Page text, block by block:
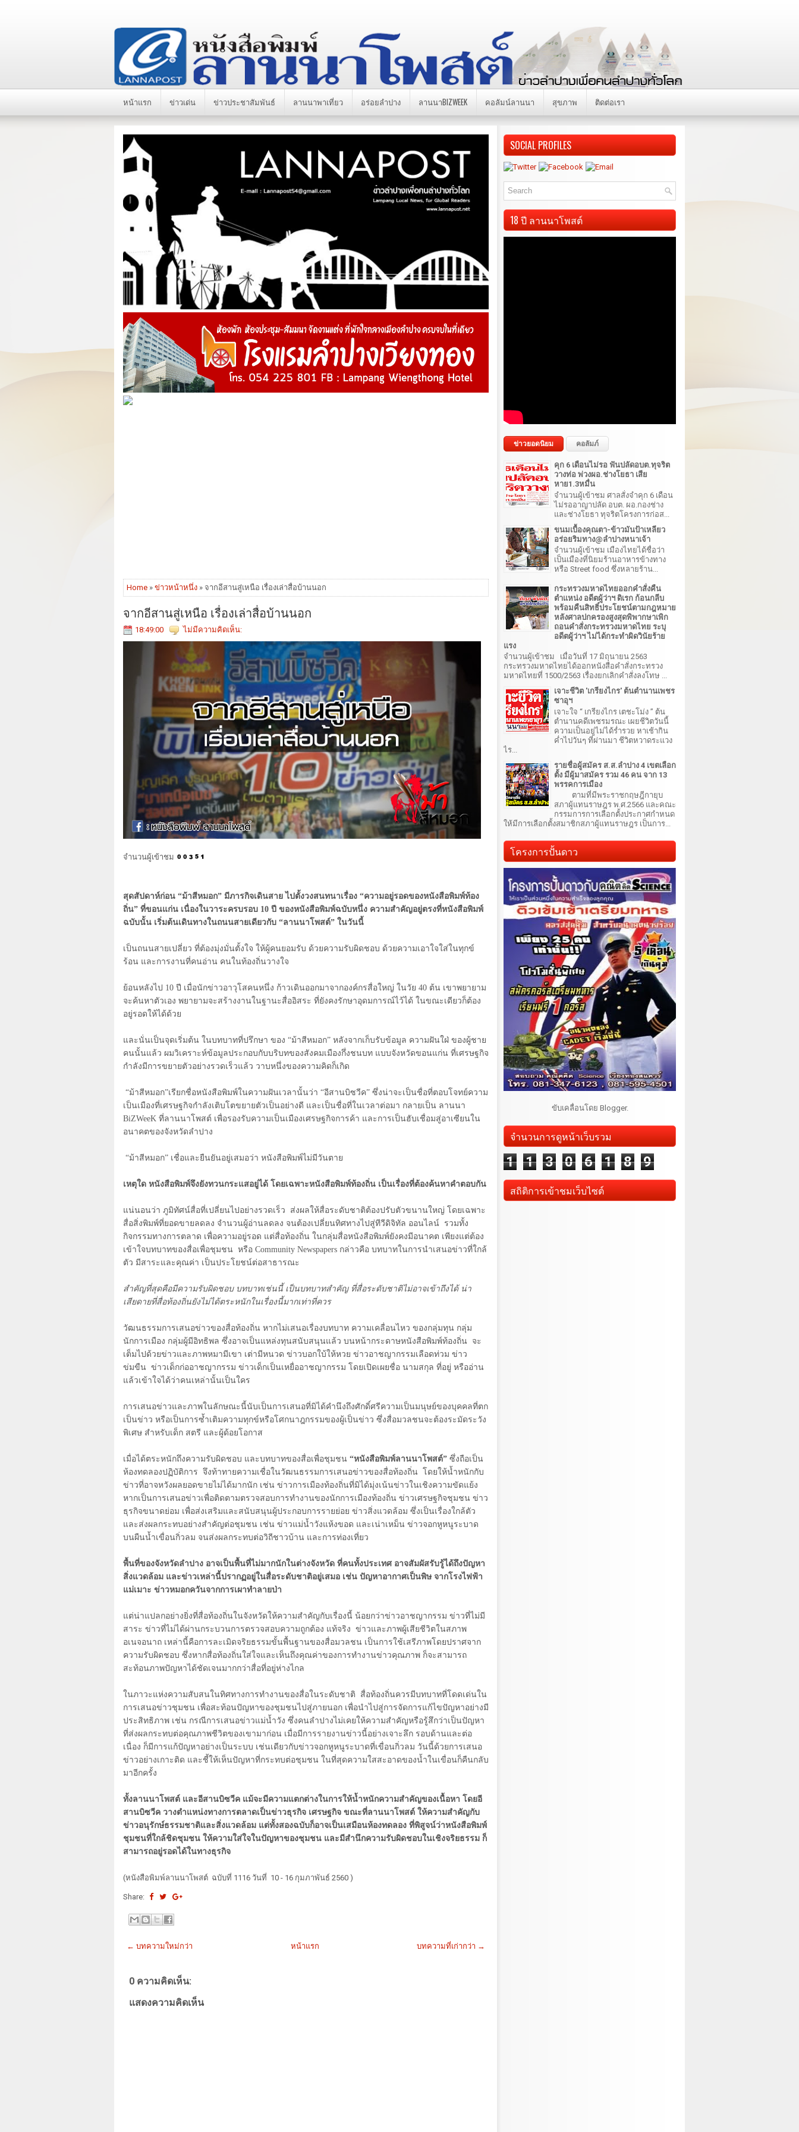
หน้าแรก ข่าวเด่น ข่าวประชาสัมพันธ์ ลานนาพาเที่ยว อร่อยลำปาง ลานนาBIZWEEK คอลัมน์ลานนา สุขภาพ ติดต่อเรา
Home » ข่าวหน้าหนึ่ง » จากอีสานสู่เหนือ เรื่องเล่าสื่อบ้านนอก
จากอีสานสู่เหนือ เรื่องเล่าสื่อบ้านนอก
18:49:00 ไม่มีความคิดเห็น:
จำนวนผู้เข้าชม
สุดสัปดาห์ก่อน “ม้าสีหมอก” มีภารกิจเดินสาย ไปตั้งวงสนทนาเรื่อง “ความอยู่รอดของหนังสือพิมพ์ท้อง
ถิ่น” ที่ขอนแก่น เนื่องในวาระครบรอบ 10 ปี ของหนังสือพิมพ์ฉบับหนึ่ง ความสำคัญอยู่ตรงที่หนังสือพิมพ์
ฉบับนั้น เริ่มต้นเดินทางในถนนสายเดียวกับ “ลานนาโพสต์” ในวันนี้
เป็นถนนสายเปลี่ยว ที่ต้องมุ่งมั่นตั้งใจ ให้ผู้คนยอมรับ ด้วยความรับผิดชอบ ด้วยความเอาใจใส่ในทุกข์
ร้อน และการงานที่คนอ่าน คนในท้องถิ่นวางใจ
ย้อนหลังไป 10 ปี เมื่อนักข่าวอาวุโสคนหนึ่ง ก้าวเดินออกมาจากองค์กรสื่อใหญ่ ในวัย 40 ต้น เขาพยายาม
จะค้นหาตัวเอง พยายามจะสร้างงานในฐานะสื่ออิสระ ที่ยังคงรักษาอุดมการณ์ไว้ได้ ในขณะเดียวก็ต้อง
อยู่รอดให้ได้ด้วย
และนั่นเป็นจุดเริ่มต้น ในบทบาทที่ปรึกษา ของ “ม้าสีหมอก” หลังจากเก็บรับข้อมูล ความฝันใฝ่ ของผู้ชาย
คนนั้นแล้ว ผมวิเคราะห์ข้อมูลประกอบกับบริบทของสังคมเมืองกึ่งชนบท แบบจังหวัดขอนแก่น ที่เศรษฐกิจ
กำลังมีการขยายตัวอย่างรวดเร็วแล้ว วาบหนึ่งของความคิดก็เกิด
“ม้าสีหมอก”เรียกชื่อหนังสือพิมพ์ในความฝันเวลานั้นว่า “อีสานบิซวีค” ซึ่งน่าจะเป็นชื่อที่ตอบโจทย์ความ
เป็นเมืองที่เศรษฐกิจกำลังเติบโตขยายตัวเป็นอย่างดี และเป็นชื่อที่ในเวลาต่อมา กลายเป็น ลานนา
BiZWeeK ที่ลานนาโพสต์ เพื่อรองรับความเป็นเมืองเศรษฐกิจการค้า และการเป็นฮับเชื่อมสู่อาเซียนใน
อนาคตของจังหวัดลำปาง
“ม้าสีหมอก” เชื่อและยืนยันอยู่เสมอว่า หนังสือพิมพ์ไม่มีวันตาย
เหตุใด หนังสือพิมพ์จึงยังทวนกระแสอยู่ได้ โดยเฉพาะหนังสือพิมพ์ท้องถิ่น เป็นเรื่องที่ต้องค้นหาคำตอบกัน
แน่นอนว่า ภูมิทัศน์สื่อที่เปลี่ยนไปอย่างรวดเร็ว ส่งผลให้สื่อระดับชาติต้องปรับตัวขนานใหญ่ โดยเฉพาะ
สื่อสิ่งพิมพ์ที่ยอดขายลดลง จำนวนผู้อ่านลดลง จนต้องเปลี่ยนทิศทางไปสู่ทีวีดิจิทัล ออนไลน์ รวมทั้ง
กิจกรรมทางการตลาด เพื่อความอยู่รอด แต่สื่อท้องถิ่น ในกลุ่มสื่อหนังสือพิมพ์ยังคงมีอนาคต เพียงแต่ต้อง
เข้าใจบทบาทของสื่อเพื่อชุมชน หรือ Community Newspapers กล่าวคือ บทบาทในการนำเสนอข่าวที่ใกล้
ตัว มีสาระและคุณค่า เป็นประโยชน์ต่อสาธารณะ
สำคัญที่สุดคือมีความรับผิดชอบ บทบาทเช่นนี้ เป็นบทบาทสำคัญ ที่สื่อระดับชาติไม่อาจเข้าถึงได้ น่า
เสียดายที่สื่อท้องถิ่นยังไม่ได้ตระหนักในเรื่องนี้มากเท่าที่ควร
วัฒนธรรมการเสนอข่าวของสื่อท้องถิ่น หากไม่เสนอเรื่องบทบาท ความเคลื่อนไหว ของกลุ่มทุน กลุ่ม
นักการเมือง กลุ่มผู้มีอิทธิพล ซึ่งอาจเป็นแหล่งทุนสนับสนุนแล้ว บนหน้ากระดาษหนังสือพิมพ์ท้องถิ่น จะ
เต็มไปด้วยข่าวและภาพหมามีเขา เต่ามีหนวด ข่าวบอกใบ้ให้หวย ข่าวอาชญากรรมเลือดท่วม ข่าว
ข่มขืน ข่าวเด็กก่ออาชญากรรม ข่าวเด็กเป็นเหยื่ออาชญากรรม โดยเปิดเผยชื่อ นามสกุล ที่อยู่ หรืออ่าน
แล้วเข้าใจได้ว่าคนเหล่านั้นเป็นใคร
การเสนอข่าวและภาพในลักษณะนี้นับเป็นการเสนอที่มิได้คำนึงถึงศักดิ์ศรีความเป็นมนุษย์ของบุคคลที่ตก
เป็นข่าว หรือเป็นการซ้ำเติมความทุกข์หรือโศกนาฎกรรมของผู้เป็นข่าว ซึ่งสื่อมวลชนจะต้องระมัดระวัง
พิเศษ สำหรับเด็ก สตรี และผู้ด้อยโอกาส
เมื่อได้ตระหนักถึงความรับผิดชอบ และบทบาทของสื่อเพื่อชุมชน “หนังสือพิมพ์ลานนาโพสต์” ซึ่งถือเป็น
ห้องทดลองปฏิบัติการ จึงท้าทายความเชื่อในวัฒนธรรมการเสนอข่าวของสื่อท้องถิ่น โดยให้น้ำหนักกับ
ข่าวที่อาจหวังผลยอดขายไม่ได้มากนัก เช่น ข่าวการเมืองท้องถิ่นที่มิได้มุ่งเน้นข่าวในเชิงความขัดแย้ง
หากเป็นการเสนอข่าวเพื่อติดตามตรวจสอบการทำงานของนักการเมืองท้องถิ่น ข่าวเศรษฐกิจชุมชน ข่าว
ธุรกิจขนาดย่อม เพื่อส่งเสริมและสนับสนุนผู้ประกอบการรายย่อย ข่าวสิ่งแวดล้อม ซึ่งเป็นเรื่องใกล้ตัว
และส่งผลกระทบอย่างสำคัญต่อชุมชน เช่น ข่าวแม่น้ำวังแห้งขอด และเน่าเหม็น ข่าวจอกหูหนูระบาด
บนผืนน้ำเขื่อนกิ่วลม จนส่งผลกระทบต่อวิถีชาวบ้าน และการท่องเที่ยว
พื้นที่ของจังหวัดลำปาง อาจเป็นพื้นที่ไม่มากนักในต่างจังหวัด ที่คนทั้งประเทศ อาจสัมผัสรับรู้ได้ถึงปัญหา
สิ่งแวดล้อม และข่าวเหล่านี้ปรากฏอยู่ในสื่อระดับชาติอยู่เสมอ เช่น ปัญหาอากาศเป็นพิษ จากโรงไฟฟ้า
แม่เมาะ ข่าวหมอกควันจากการเผาทำลายป่า
แต่น่าแปลกอย่างยิ่งที่สื่อท้องถิ่นในจังหวัดให้ความสำคัญกับเรื่องนี้ น้อยกว่าข่าวอาชญากรรม ข่าวที่ไม่มี
สาระ ข่าวที่ไม่ได้ผ่านกระบวนการตรวจสอบความถูกต้อง แท้จริง ข่าวและภาพผู้เสียชีวิตในสภาพ
อเนจอนาถ เหล่านี้คือการละเมิดจริยธรรมขั้นพื้นฐานของสื่อมวลชน เป็นการใช้เสรีภาพโดยปราศจาก
ความรับผิดชอบ ซึ่งหากสื่อท้องถิ่นใส่ใจและเห็นถึงคุณค่าของการทำงานข่าวคุณภาพ ก็จะสามารถ
สะท้อนภาพปัญหาได้ชัดเจนมากกว่าสื่อที่อยู่ห่างไกล
ในภาวะแห่งความสับสนในทิศทางการทำงานของสื่อในระดับชาติ สื่อท้องถิ่นควรมีบทบาทที่โดดเด่นใน
การเสนอข่าวชุมชน เพื่อสะท้อนปัญหาของชุมชนไปสู่ภายนอก เพื่อนำไปสู่การจัดการแก้ไขปัญหาอย่างมี
ประสิทธิภาพ เช่น กรณีการเสนอข่าวแม่น้ำวัง ซึ่งคนลำปางไม่เคยให้ความสำคัญหรือรู้สึกว่าเป็นปัญหา
ที่ส่งผลกระทบต่อคุณภาพชีวิตของเขามาก่อน เมื่อมีการรายงานข่าวนี้อย่างเจาะลึก รอบด้านและต่อ
เนื่อง ก็มีการแก้ปัญหาอย่างเป็นระบบ เช่นเดียวกับข่าวจอกหูหนูระบาดที่เขื่อนกิ่วลม วันนี้ด้วยการเสนอ
ข่าวอย่างเกาะติด และชี้ให้เห็นปัญหาที่กระทบต่อชุมชน ในที่สุดความใสสะอาดของน้ำในเขื่อนก็คืนกลับ
มาอีกครั้ง
ทั้งลานนาโพสต์ และอีสานบิซวีค แม้จะมีความแตกต่างในการให้น้ำหนักความสำคัญของเนื้อหา โดยอี
สานบิซวีค วางตำแหน่งทางการตลาดเป็นข่าวธุรกิจ เศรษฐกิจ ขณะที่ลานนาโพสต์ ให้ความสำคัญกับ
ข่าวอนุรักษ์ธรรมชาติและสิ่งแวดล้อม แต่ทั้งสองฉบับก็อาจเป็นเสมือนห้องทดลอง ที่พิสูจน์ว่าหนังสือพิมพ์
ชุมชนที่ใกล้ชิดชุมชน ให้ความใส่ใจในปัญหาของชุมชน และมีสำนึกความรับผิดชอบในเชิงจริยธรรม ก็
สามารถอยู่รอดได้ในทางธุรกิจ
(หนังสือพิมพ์ลานนาโพสต์ ฉบับที่ 1116 วันที่ 10 - 16 กุมภาพันธ์ 2560 )
Share:
← บทความใหม่กว่า บทความที่เก่ากว่า →
หน้าแรก
0 ความคิดเห็น:
แสดงความคิดเห็น
SOCIAL PROFILES
18 ปี ลานนาโพสต์
ข่าวยอดนิยม คอลัมภ์
คุก 6 เดือนไม่รอ ฟันปลัดอบต.ทุจริต
วางท่อ พ่วงผอ.ช่างโยธา เสีย
หาย1.3หมื่น
จำนวนผู้เข้าชม ศาลสั่งจำคุก 6 เดือน
ไม่รออาญาปลัด อบต. ผอ.กองช่าง
และช่างโยธา ทุจริตโครงการก่อส...
ขนมเบื้องคุณตา-ข้าวมันป้าเหลียว
อร่อยริมทาง@ลำปางหนาเจ้า
จำนวนผู้เข้าชม เมืองไทยได้ชื่อว่า
เป็นเมืองที่นิยมร้านอาหารข้างทาง
หรือ Street food ซึ่งหลายร้าน...
กระทรวงมหาดไทยออกคำสั่งคืน
ตำแหน่ง อดีตผู้ว่าฯ ดิเรก ก้อนกลีบ
พร้อมคืนสิทธิ์ประโยชน์ตามกฎหมาย
หลังศาลปกครองสูงสุดพิพากษาเพิก
ถอนคำสั่งกระทรวงมหาดไทย ระบุ
อดีตผู้ว่าฯ ไม่ได้กระทำผิดวินัยร้าย
แรง
จำนวนผู้เข้าชม เมื่อวันที่ 17 มิถุนายน 2563
กระทรวงมหาดไทยได้ออกหนังสือคำสั่งกระทรวง
มหาดไทยที่ 1500/2563 เรื่องยกเลิกคำสั่งลงโทษ ...
เจาะชีวิต 'เกรียงไกร' ต้นตำนานเพชร
ซาอุฯ
เจาะใจ “ เกรียงไกร เตชะโม่ง ” ต้น
ตำนานคดีเพชรมรณะ เผยชีวิตวันนี้
ความเป็นอยู่ไม่ได้ร่ำรวย หาเช้ากิน
ค่ำไปวันๆ ที่ผ่านมา ชีวิตหวาดระแวง
ไร...
รายชื่อผู้สมัคร ส.ส.ลำปาง 4 เขตเลือก
ตั้ง มีผู้มาสมัคร รวม 46 คน จาก 13
พรรคการเมือง
ตามที่มีพระราชกฤษฎีกายุบ
สภาผู้แทนราษฎร พ.ศ.2566 และคณะ
กรรมการการเลือกตั้งประกาศกำหนด
ให้มีการเลือกตั้งสมาชิกสภาผู้แทนราษฎร เป็นการ...
โครงการปั้นดาว
ขับเคลื่อนโดย Blogger.
จำนวนการดูหน้าเว็บรวม
1 1 3 0 6 1 8 9
สถิติการเข้าชมเว็บไซต์